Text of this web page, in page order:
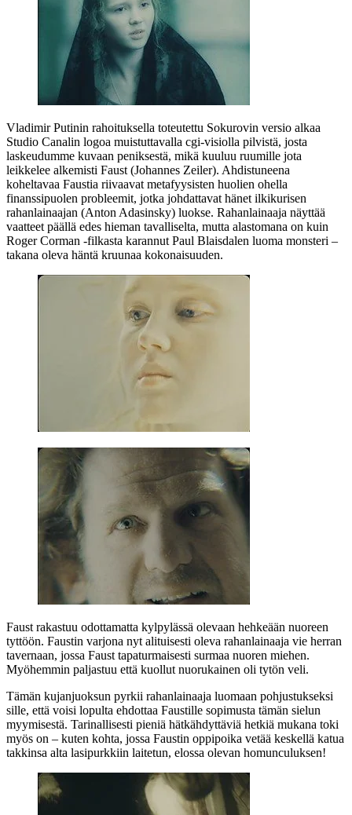
Vladimir Putinin rahoituksella toteutettu Sokurovin versio alkaa
Studio Canalin logoa muistuttavalla cgi‑visiolla pilvistä, josta
laskeudumme kuvaan peniksestä, mikä kuuluu ruumille jota
leikkelee alkemisti Faust (Johannes Zeiler). Ahdistuneena
koheltavaa Faustia riivaavat metafyysisten huolien ohella
finanssipuolen probleemit, jotka johdattavat hänet ilkikurisen
rahanlainaajan (Anton Adasinsky) luokse. Rahanlainaaja näyttää
vaatteet päällä edes hieman tavalliselta, mutta alastomana on kuin
Roger Corman ‑filkasta karannut Paul Blaisdalen luoma monsteri –
takana oleva häntä kruunaa kokonaisuuden.
Faust rakastuu odottamatta kylpylässä olevaan hehkeään nuoreen
tyttöön. Faustin varjona nyt alituisesti oleva rahanlainaaja vie herran
tavernaan, jossa Faust tapaturmaisesti surmaa nuoren miehen.
Myöhemmin paljastuu että kuollut nuorukainen oli tytön veli.
Tämän kujanjuoksun pyrkii rahanlainaaja luomaan pohjustukseksi
sille, että voisi lopulta ehdottaa Faustille sopimusta tämän sielun
myymisestä. Tarinallisesti pieniä hätkähdyttäviä hetkiä mukana toki
myös on – kuten kohta, jossa Faustin oppipoika vetää keskellä katua
takkinsa alta lasipurkkiin laitetun, elossa olevan homunculuksen!